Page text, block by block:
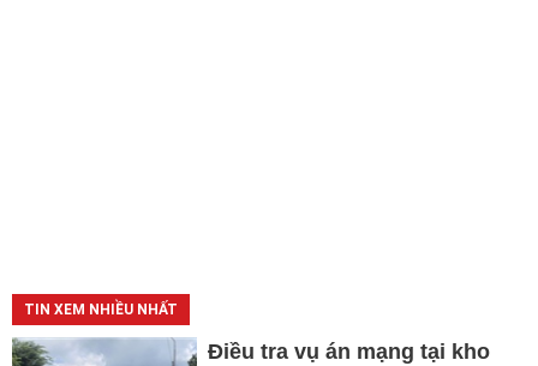
TIN XEM NHIỀU NHẤT
Điều tra vụ án mạng tại kho